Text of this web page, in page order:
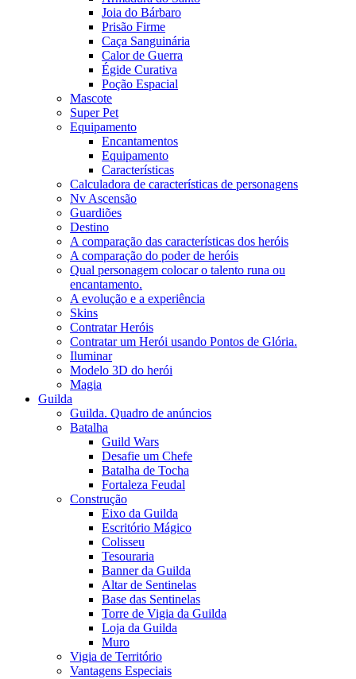
Joia do Bárbaro
Prisão Firme
Caça Sanguinária
Calor de Guerra
Égide Curativa
Poção Espacial
Mascote
Super Pet
Equipamento
Encantamentos
Equipamento
Características
Calculadora de características de personagens
Nv Ascensão
Guardiões
Destino
A comparação das características dos heróis
A comparação do poder de heróis
Qual personagem colocar o talento runa ou
encantamento.
A evolução e a experiência
Skins
Contratar Heróis
Contratar um Herói usando Pontos de Glória.
Iluminar
Modelo 3D do herói
Magia
Guilda
Guilda. Quadro de anúncios
Batalha
Guild Wars
Desafie um Chefe
Batalha de Tocha
Fortaleza Feudal
Construção
Eixo da Guilda
Escritório Mágico
Colisseu
Tesouraria
Banner da Guilda
Altar de Sentinelas
Base das Sentinelas
Torre de Vigia da Guilda
Loja da Guilda
Muro
Vigia de Território
Vantagens Especiais